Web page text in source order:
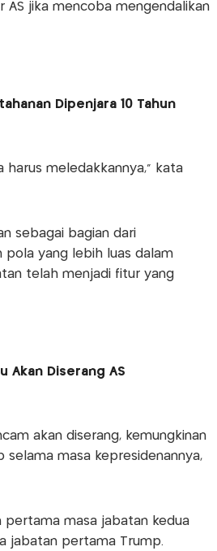
jika mencoba mengendalikan
Dipenjara 10 Tahun
harus meledakkannya,” kata
sebagai bagian dari
pola yang lebih luas dalam
telah menjadi fitur yang
Akan Diserang AS
akan diserang, kemungkinan
masa kepresidenannya,
pertama masa jabatan kedua
jabatan pertama Trump.